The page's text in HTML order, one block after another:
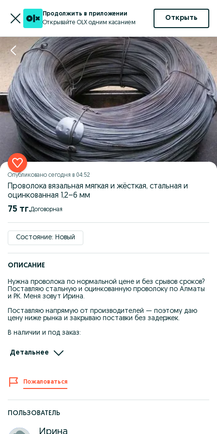
Продолжить в приложении
Открывайте OLX одним касанием
Открыть
Опубликовано сегодня в 04:52
Проволока вязальная мягкая и жёсткая, стальная и
оцинкованная 1,2–6 мм
75 тг. Договорная
Состояние: Новый
ОПИСАНИЕ
Нужна проволока по нормальной цене и без срывов сроков?
Поставляю стальную и оцинкованную проволоку по Алматы
и РК. Меня зовут Ирина.
Поставляю напрямую от производителей — поэтому даю
цену ниже рынка и закрываю поставки без задержек.
В наличии и под заказ:
– Проволока термически необработанная (жёсткая)
Технические характеристики:
– Диаметр: от 1,2 до 6 мм
– Бухты: 50 / 100 / 700 кг
– Обвязки арматуры
– Строительных работ
Детальнее
Пожаловаться
ПОЛЬЗОВАТЕЛЬ
Ирина